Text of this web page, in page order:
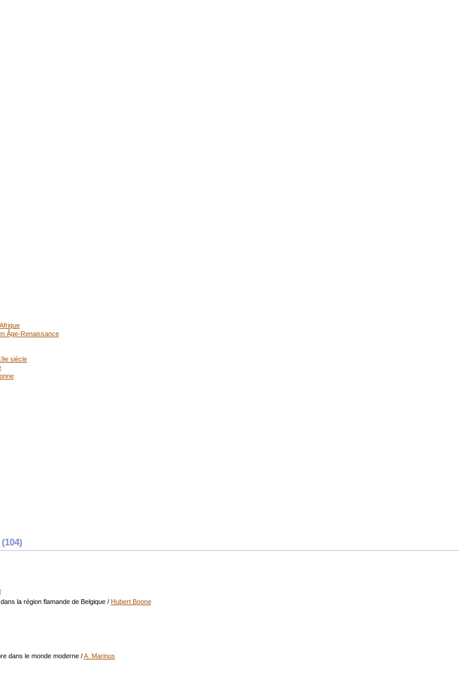
Âge-Renaissance
siècle
(104)
la région flamande de Belgique/ Hubert Boone
dans le monde moderne/A. Marinus